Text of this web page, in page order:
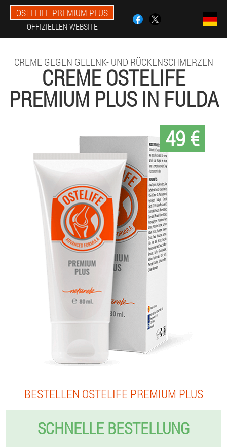
OSTELIFE PREMIUM PLUS
OFFIZIELLEN WEBSITE
CREME GEGEN GELENK- UND RÜCKENSCHMERZEN
CREME OSTELIFE
PREMIUM PLUS IN FULDA
49 €
BESTELLEN OSTELIFE PREMIUM PLUS
SCHNELLE BESTELLUNG